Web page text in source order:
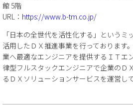
館 5階
URL： https://www.b-tm.co.jp/
「日本の全世代を活性化する」というミ
活用したＤＸ推進事業を行っております
業へ最適なエンジニアを提供するＩＴエ
律型フルスタックエンジニアで企業のＤ
るＤＸソリューションサービスを運営し